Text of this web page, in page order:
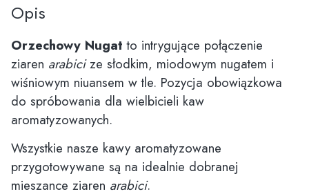
Opis
Orzechowy Nugatto intrygujące połączenie
ziaren arabicize słodkim, miodowym nugatem i
wiśniowym niuansem w tle. Pozycja obowiązkowa
do spróbowania dla wielbicieli kaw
aromatyzowanych.
Wszystkie nasze kawy aromatyzowane
przygotowywane są na idealnie dobranej
mieszance ziaren arabici.